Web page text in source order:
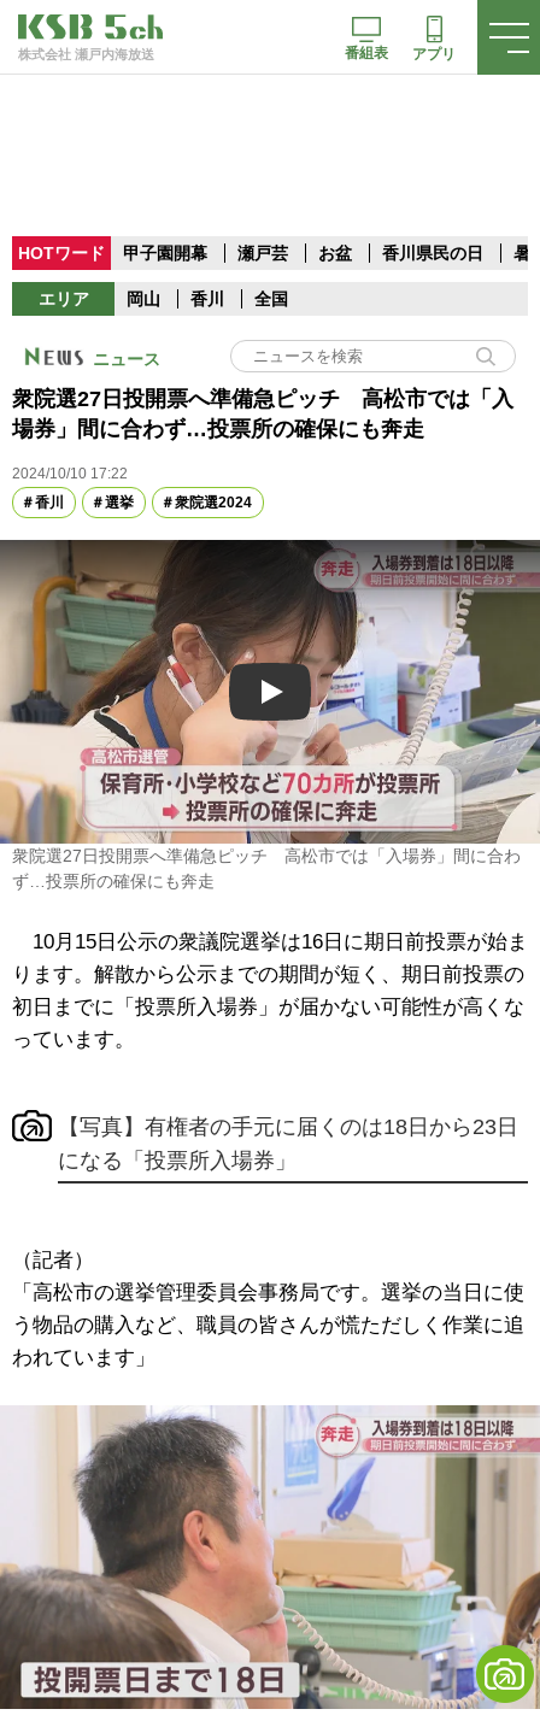
株式会社 瀬戸内海放送 番組表 アプリ
HOTワード 甲子園開幕 瀬戸芸 お盆 香川県民の日 暑
エリア 岡山 香川 全国
ニュース
衆院選27日投開票へ準備急ピッチ 高松市では「入
場券」間に合わず…投票所の確保にも奔走
2024/10/10 17:22
香川
選挙 衆院選2024
Play
衆院選27日投開票へ準備急ピッチ 高松市では「入場券」間に合わ
ず…投票所の確保にも奔走
10月15日公示の衆議院選挙は16日に期日前投票が始ま
ります。解散から公示までの期間が短く、期日前投票の
初日までに「投票所入場券」が届かない可能性が高くな
っています。
【写真】有権者の手元に届くのは18日から23日
になる「投票所入場券」
（記者）
「高松市の選挙管理委員会事務局です。選挙の当日に使
う物品の購入など、職員の皆さんが慌ただしく作業に追
われています」